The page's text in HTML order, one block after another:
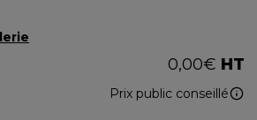
0,00€ HT
Prix public conseillé